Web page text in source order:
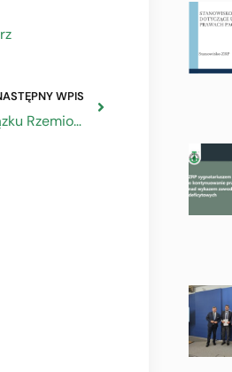
WPIS
Życzenia Świąteczne Prezesa Związku Rzemiosła Polskiego